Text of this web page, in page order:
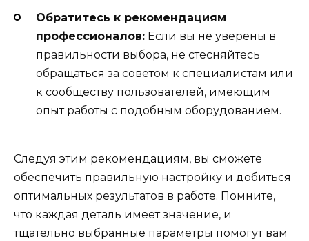
Обратитесь к рекомендациям
профессионалов: Если вы не уверены в
правильности выбора, не стесняйтесь
обращаться за советом к специалистам или
к сообществу пользователей, имеющим
опыт работы с подобным оборудованием.
Следуя этим рекомендациям, вы сможете
обеспечить правильную настройку и добиться
оптимальных результатов в работе. Помните,
что каждая деталь имеет значение, и
тщательно выбранные параметры помогут вам